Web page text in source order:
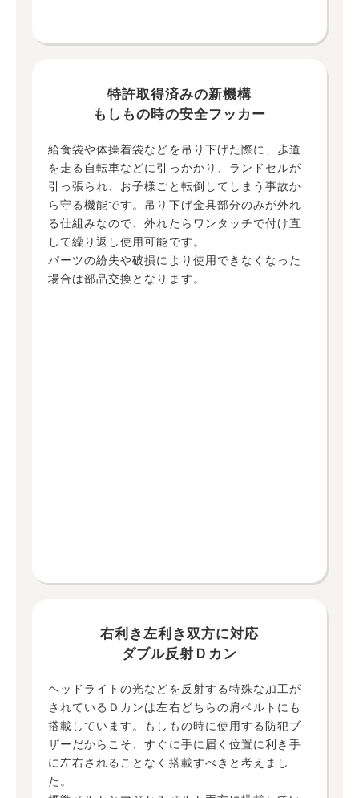
特許取得済みの新機構
もしもの時の安全フッカー
給食袋や体操着袋などを吊り下げた際に、歩道
を走る自転車などに引っかかり、ランドセルが
引っ張られ、お子様ごと転倒してしまう事故か
ら守る機能です。吊り下げ金具部分のみが外れ
る仕組みなので、外れたらワンタッチで付け直
して繰り返し使用可能です。
パーツの紛失や破損により使用できなくなった
場合は部品交換となります。
右利き左利き双方に対応
ダブル反射Ｄカン
ヘッドライトの光などを反射する特殊な加工が
されているＤカンは左右どちらの肩ベルトにも
搭載しています。もしもの時に使用する防犯ブ
ザーだからこそ、すぐに手に届く位置に利き手
に左右されることなく搭載すべきと考えまし
た。